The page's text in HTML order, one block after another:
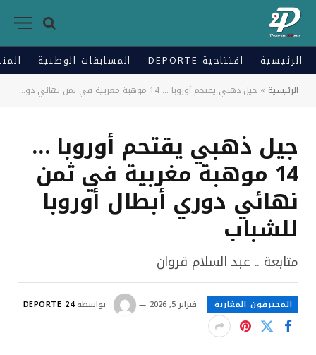
الرئيسية افتتاحية DEPORTE المسابقات الوطنية
الرئيسية » جيل ذهبي يقتحم أوروبا … 14 موهبة مغربية في ثمن نهائي دوري أبطال أوروبا للشباب
جيل ذهبي يقتحم أوروبا …
14 موهبة مغربية في ثمن
نهائي دوري أبطال أوروبا
للشباب
متابعة .. عبد السلام قروان
المحترفون المغاربة فبراير 5, 2026 بواسطة DEPORTE 24